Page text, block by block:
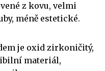
z kovu, velmi
méně estetické.
je oxid zirkoničitý,
materiál,